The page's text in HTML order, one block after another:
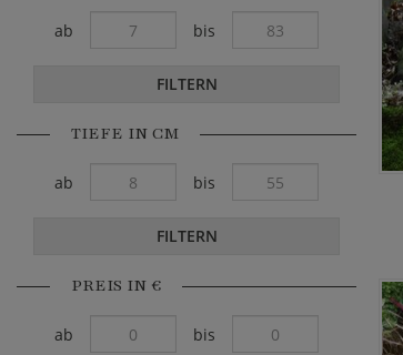
ab bis
FILTERN
TIEFE IN CM
ab bis
FILTERN
PREIS IN €
ab bis